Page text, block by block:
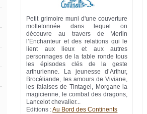
Petit grimoire muni d'une couverture
molletonnée dans lequel on
découvre au travers de Merlin
l’Enchanteur et des relations qui le
lient aux lieux et aux autres
personnages de la table ronde tous
les épisodes clés de la geste
arthurienne. La jeunesse d’Arthur,
Brocéliande, les amours de Viviane,
les falaises de Tintagel, Morgane la
magicienne, le combat des dragons,
Lancelot chevalier...
Editions :Au Bord des Continents